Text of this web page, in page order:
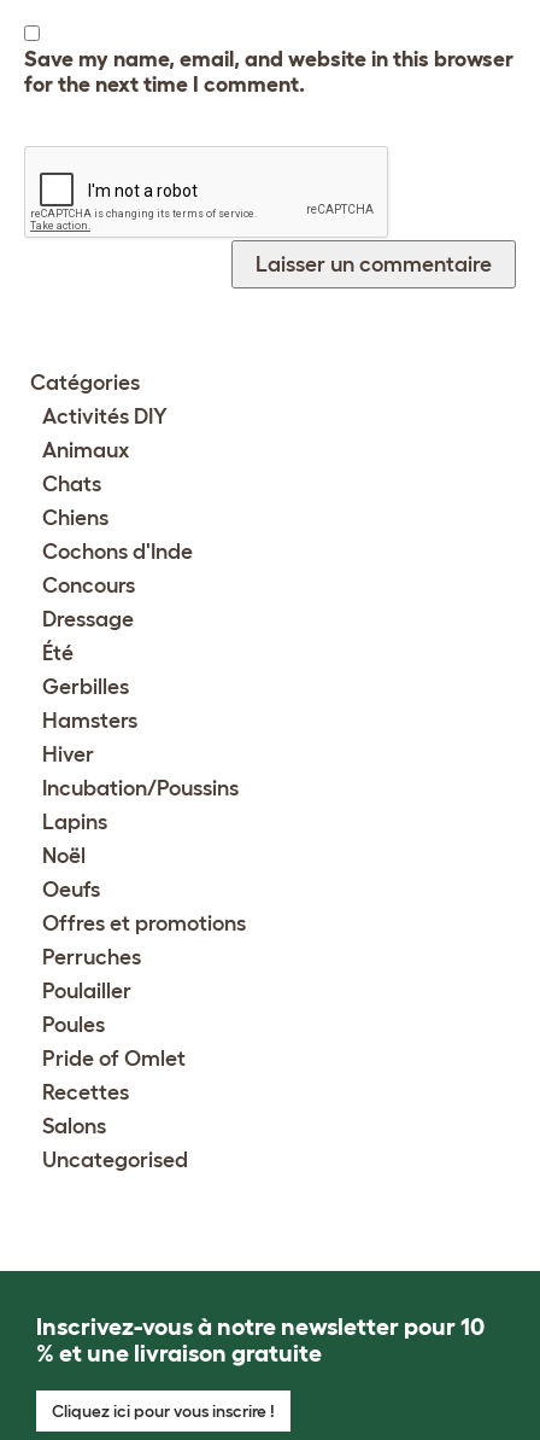
Save my name, email, and website in this browser
for the next time I comment.
Catégories
Activités DIY
Animaux
Chats
Chiens
Cochons d'Inde
Concours
Dressage
Été
Gerbilles
Hamsters
Hiver
Incubation/Poussins
Lapins
Noël
Oeufs
Offres et promotions
Perruches
Poulailler
Poules
Pride of Omlet
Recettes
Salons
Uncategorised
Inscrivez-vous à notre newsletter pour 10
% et une livraison gratuite
Cliquez ici pour vous inscrire !